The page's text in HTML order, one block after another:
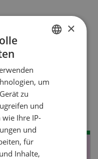
Sack
×
um
zu
und
wie Ihre IP-
und
für
Inhalte,